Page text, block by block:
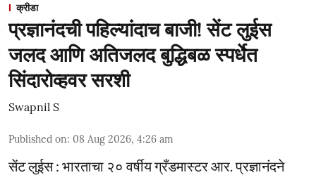
क्रीडा
प्रज्ञानंदची पहिल्यांदाच बाजी! सेंट लुईस
जलद आणि अतिजलद बुद्धिबळ स्पर्धेत
सिंदारोव्हवर सरशी
Swapnil S
Published on: 08 Aug 2026, 4:26 am
सेंट लुईस : भारताचा २० वर्षीय ग्रँडमास्टर आर. प्रज्ञानंदने